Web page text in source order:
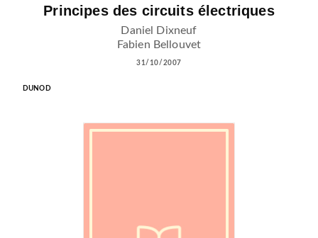
Principes des circuits électriques
Daniel Dixneuf
Fabien Bellouvet
31/10/2007
DUNOD